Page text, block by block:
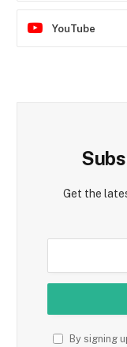
YouTube
Get the
By signing